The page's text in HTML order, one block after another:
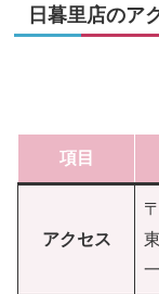
日暮里店のア
項目
アクセス